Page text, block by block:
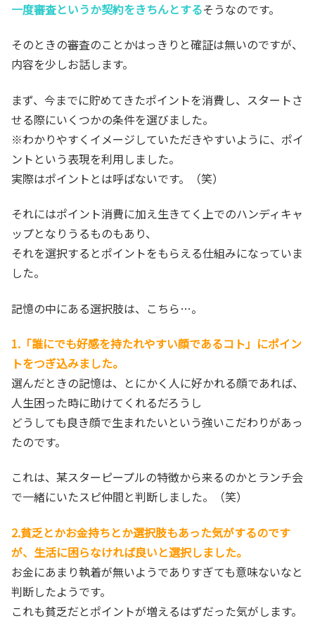
一度審査というか契約をきちんとするそうなのです。
そのときの審査のことかはっきりと確証は無いのですが、
内容を少しお話します。
まず、今までに貯めてきたポイントを消費し、スタートさ
せる際にいくつかの条件を選びました。
※わかりやすくイメージしていただきやすいように、ポイ
ントという表現を利用しました。
実際はポイントとは呼ばないです。（笑）
それにはポイント消費に加え生きてく上でのハンディキャ
ップとなりうるものもあり、
それを選択するとポイントをもらえる仕組みになっていま
した。
記憶の中にある選択肢は、こちら…。
1.「誰にでも好感を持たれやすい顔であるコト」にポイン
トをつぎ込みました。
選んだときの記憶は、とにかく人に好かれる顔であれば、
人生困った時に助けてくれるだろうし
どうしても良き顔で生まれたいという強いこだわりがあっ
たのです。
これは、某スターピープルの特徴から来るのかとランチ会
で一緒にいたスピ仲間と判断しました。（笑）
2.貧乏とかお金持ちとか選択肢もあった気がするのです
が、生活に困らなければ良いと選択しました。
お金にあまり執着が無いようでありすぎても意味ないなと
判断したようです。
これも貧乏だとポイントが増えるはずだった気がします。